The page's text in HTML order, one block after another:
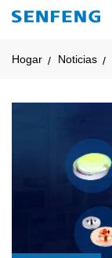
Hogar Noticias